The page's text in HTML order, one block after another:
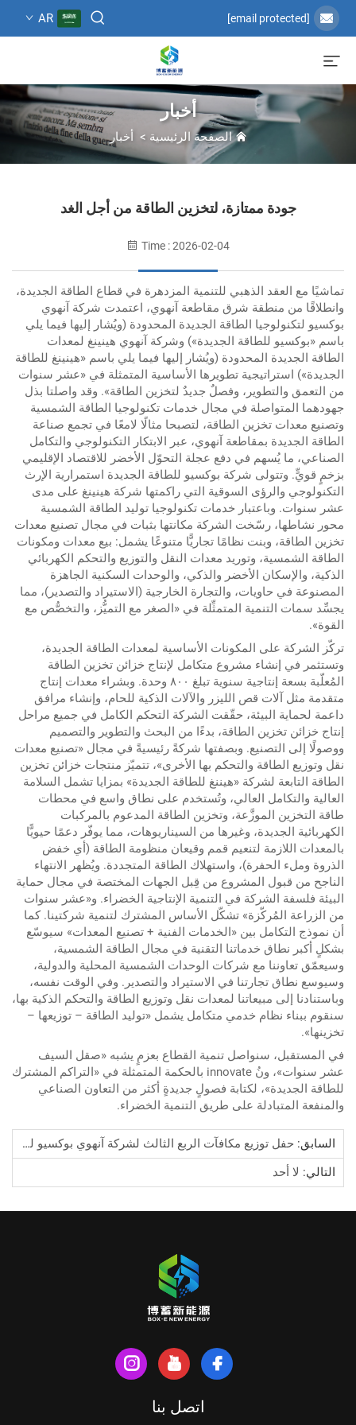
[email protected]
AR
أخبار
الصفحة الرئيسية > أخبار
جودة ممتازة، لتخزين الطاقة من أجل الغد
Time : 2026-02-04
تماشيًا مع العقد الذهبي للتنمية المزدهرة في قطاع الطاقة الجديدة،
وانطلاقًا من منطقة شرق مقاطعة آنهوي، اعتمدت شركة آنهوي
بوكسيو لتكنولوجيا الطاقة الجديدة المحدودة (ويُشار إليها فيما يلي
باسم «بوكسيو للطاقة الجديدة») وشركة آنهوي هينينغ لمعدات
الطاقة الجديدة المحدودة (ويُشار إليها فيما يلي باسم «هينينغ للطاقة
الجديدة») استراتيجية تطويرها الأساسية المتمثلة في «عشر سنوات
من التعمق والتطوير، وفصلٌ جديدٌ لتخزين الطاقة». وقد واصلتا بذل
جهودهما المتواصلة في مجال خدمات تكنولوجيا الطاقة الشمسية
وتصنيع معدات تخزين الطاقة، لتصبحا مثالًا لامعًا في تجمع صناعة
الطاقة الجديدة بمقاطعة آنهوي، عبر الابتكار التكنولوجي والتكامل
الصناعي، ما يُسهم في دفع عجلة التحوّل الأخضر للاقتصاد الإقليمي
بزخمٍ قويٍّ. وتتولى شركة بوكسيو للطاقة الجديدة استمرارية الإرث
التكنولوجي والرؤى السوقية التي راكمتها شركة هينينغ على مدى
عشر سنوات. وباعتبار خدمات تكنولوجيا توليد الطاقة الشمسية
محور نشاطها، رسّخت الشركة مكانتها بثبات في مجال تصنيع معدات
تخزين الطاقة، وبنت نظامًا تجاريًّا متنوعًا يشمل: بيع معدات ومكونات
الطاقة الشمسية، وتوريد معدات النقل والتوزيع والتحكم الكهربائي
الذكية، والإسكان الأخضر والذكي، والوحدات السكنية الجاهزة
المصنوعة في حاويات، والتجارة الخارجية (الاستيراد والتصدير)، مما
يجسِّد سمات التنمية المتمثِّلة في «الصغر مع التميُّز، والتخصُّص مع
القوة».
تركّز الشركة على المكونات الأساسية لمعدات الطاقة الجديدة،
وتستثمر في إنشاء مشروع متكامل لإنتاج خزائن تخزين الطاقة
المُعلّبة بسعة إنتاجية سنوية تبلغ ٨٠٠ وحدة. وبشراء معدات إنتاج
متقدمة مثل آلات قص الليزر والآلات الذكية للحام، وإنشاء مرافق
داعمة لحماية البيئة، حقّقت الشركة التحكم الكامل في جميع مراحل
إنتاج خزائن تخزين الطاقة، بدءًا من البحث والتطوير والتصميم
ووصولًا إلى التصنيع. وبصفتها شركةً رئيسيةً في مجال «تصنيع معدات
نقل وتوزيع الطاقة والتحكم بها الأخرى»، تتميّز منتجات خزائن تخزين
الطاقة التابعة لشركة «هيننغ للطاقة الجديدة» بمزايا تشمل السلامة
العالية والتكامل العالي، وتُستخدم على نطاق واسع في محطات
طاقة التخزين الموزَّعة، وتخزين الطاقة المدعوم بالمركبات
الكهربائية الجديدة، وغيرها من السيناريوهات، مما يوفّر دعمًا حيويًّا
بالمعدات اللازمة لتنعيم قمم وقيعان منظومة الطاقة (أي خفض
الذروة وملء الحفرة)، واستهلاك الطاقة المتجددة. ويُظهر الانتهاء
الناجح من قبول المشروع من قِبل الجهات المختصة في مجال حماية
البيئة فلسفة الشركة في التنمية الإنتاجية الخضراء. و«عشر سنوات
من الزراعة المُركّزة» تشكّل الأساس المشترك لتنمية شركتينا. كما
أن نموذج التكامل بين «الخدمات الفنية + تصنيع المعدات» سيوسّع
بشكلٍ أكبر نطاق خدماتنا التقنية في مجال الطاقة الشمسية،
وسيعمّق تعاوننا مع شركات الوحدات الشمسية المحلية والدولية،
وسيوسع نطاق تجارتنا في الاستيراد والتصدير. وفي الوقت نفسه،
وباستنادنا إلى مبيعاتنا لمعدات نقل وتوزيع الطاقة والتحكم الذكية بها،
سنقوم ببناء نظام خدمي متكامل يشمل «توليد الطاقة – توزيعها –
تخزينها».
في المستقبل، سنواصل تنمية القطاع بعزمٍ يشبه «صقل السيف
عشر سنوات»، ونُ innovate بالحكمة المتمثلة في «التراكم المشترك
للطاقة الجديدة»، لكتابة فصولٍ جديدةٍ أكثر من التعاون الصناعي
والمنفعة المتبادلة على طريق التنمية الخضراء.
السابق: حفل توزيع مكافآت الربع الثالث لشركة آنهوي بوكسيو لتكنولوجيا الطاقة الجديدة المحدودة
التالي: لا أحد
اتصل بنا